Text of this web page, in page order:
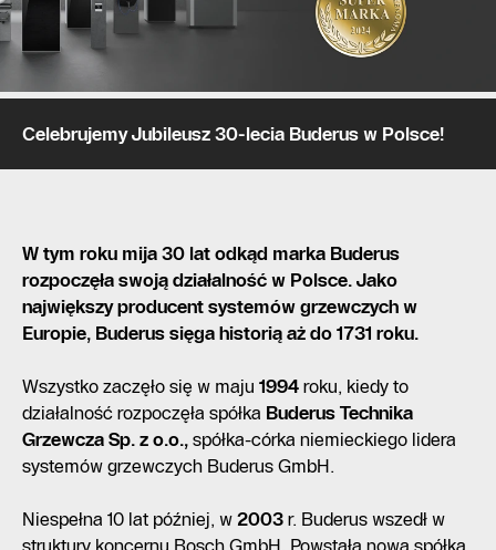
Celebrujemy Jubileusz 30-lecia Buderus w Polsce!
W tym roku mija 30 lat odkąd marka Buderus
rozpoczęła swoją działalność w Polsce. Jako
największy producent systemów grzewczych w
Europie, Buderus sięga historią aż do 1731 roku.
Wszystko zaczęło się w maju 1994 roku, kiedy to
działalność rozpoczęła spółka Buderus Technika
Grzewcza Sp. z o.o., spółka-córka niemieckiego lidera
systemów grzewczych Buderus GmbH.
Niespełna 10 lat później, w 2003 r. Buderus wszedł w